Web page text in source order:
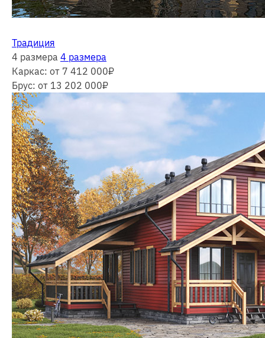
Традиция
4 размера 4 размера
Каркас: от 7 412 000₽
Брус: от 13 202 000₽